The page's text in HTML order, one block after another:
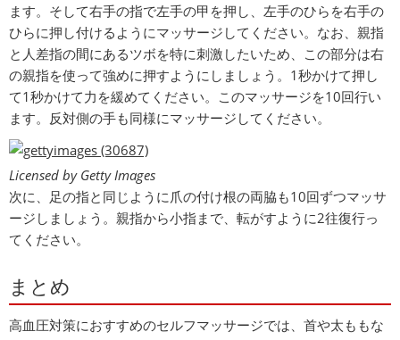
ます。そして右手の指で左手の甲を押し、左手のひらを右手の
ひらに押し付けるようにマッサージしてください。なお、親指
と人差指の間にあるツボを特に刺激したいため、この部分は右
の親指を使って強めに押すようにしましょう。1秒かけて押し
て1秒かけて力を緩めてください。このマッサージを10回行い
ます。反対側の手も同様にマッサージしてください。
Licensed by Getty Images
次に、足の指と同じように爪の付け根の両脇も10回ずつマッサ
ージしましょう。親指から小指まで、転がすように2往復行っ
てください。
まとめ
高血圧対策におすすめのセルフマッサージでは、首や太ももな